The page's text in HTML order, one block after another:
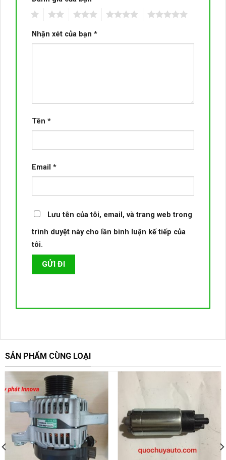
Nhận xét của bạn *
Tên *
Email *
Lưu tên của tôi, email, và trang web trong
trình duyệt này cho lần bình luận kế tiếp của
tôi.
SẢN PHẨM CÙNG LOẠI